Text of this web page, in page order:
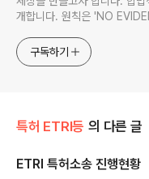
개합니다. 원칙은 'NO
jesim56@gmail.com, 안보
구독하기
특허 ETRI등 의 다른 글
ETRI 특허소송 진행현황